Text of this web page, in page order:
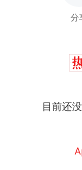
分
目前还